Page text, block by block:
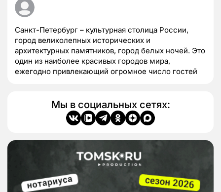
Санкт-Петербург – культурная столица России,
город великолепных исторических и
архитектурных памятников, город белых ночей. Это
один из наиболее красивых городов мира,
ежегодно привлекающий огромное число гостей
Мы в социальных сетях: